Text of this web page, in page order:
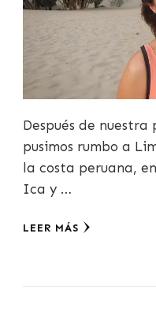
Después de
pusimos rumbo a
la costa peruana,
Ica y …
LEER MÁS